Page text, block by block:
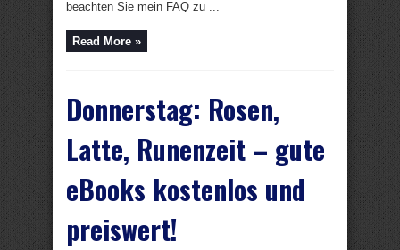
beachten Sie mein FAQ zu ...
Read More »
Donnerstag: Rosen,
Latte, Runenzeit – gute
eBooks kostenlos und
preiswert!